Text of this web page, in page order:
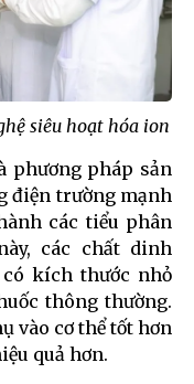
siêu hoạt hóa ion
phương pháp sản
điện trường mạnh
các tiểu phân
các chất dinh
kích thước nhỏ
thông thường.
vào cơ thể tốt hơn
quả hơn.